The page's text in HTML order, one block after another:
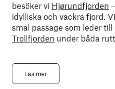
besöker vi Hjørundfjorden
idylliska och vackra fjord.
smal passage som leder
Trollfjorden under båda
Läs mer